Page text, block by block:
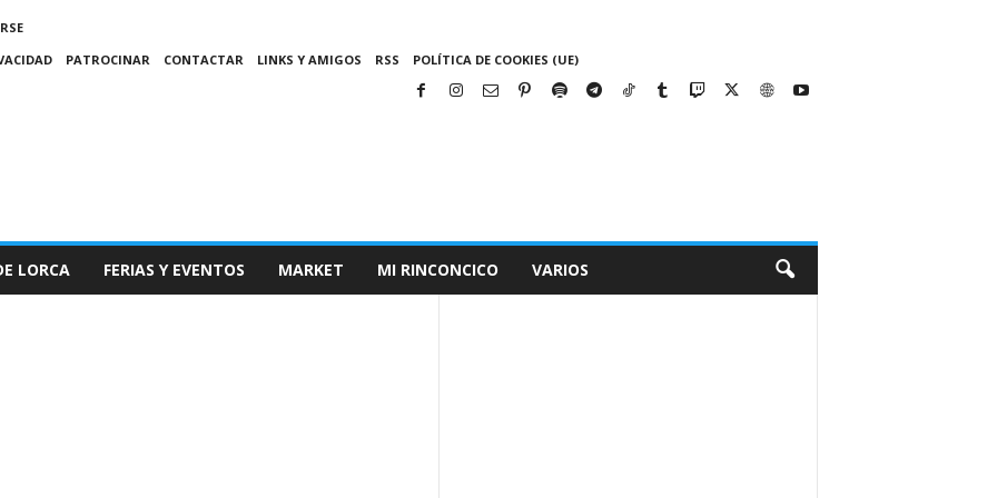
PATROCINAR CONTACTAR LINKS Y AMIGOS RSS POLÍTICA DE COOKIES (UE)
LORCA FERIAS Y EVENTOS MARKET MI RINCONCICO VARIOS